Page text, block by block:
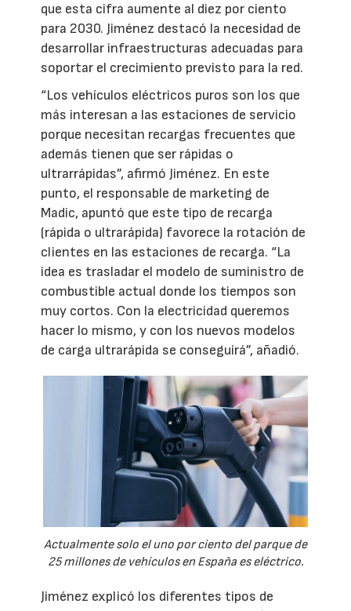
que esta cifra aumente al diez por ciento
para 2030. Jiménez destacó la necesidad de
desarrollar infraestructuras adecuadas para
soportar el crecimiento previsto para la red.
“Los vehículos eléctricos puros son los que
más interesan a las estaciones de servicio
porque necesitan recargas frecuentes que
además tienen que ser rápidas o
ultrarrápidas”, afirmó Jiménez. En este
punto, el responsable de marketing de
Madic, apuntó que este tipo de recarga
(rápida o ultrarápida) favorece la rotación de
clientes en las estaciones de recarga. “La
idea es trasladar el modelo de suministro de
combustible actual donde los tiempos son
muy cortos. Con la electricidad queremos
hacer lo mismo, y con los nuevos modelos
de carga ultrarápida se conseguirá”, añadió.
Actualmente solo el uno por ciento del parque de
25 millones de vehículos en España es eléctrico.
Jiménez explicó los diferentes tipos de